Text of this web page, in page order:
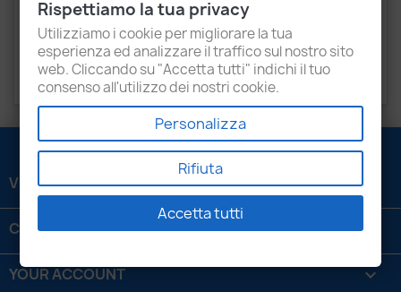
Recensioni
SEATAlhambra
VENEZIANI LUIGI SRL 
CONTATTACI 
YOUR ACCOUNT 
Rispettiamo la tua privacy
Utilizziamo i cookie per migliorare la tua
esperienza ed analizzare il traffico sul nostro sito
web. Cliccando su "Accetta tutti" indichi il tuo
consenso all'utilizzo dei nostri cookie.
Personalizza
Rifiuta
Accetta tutti